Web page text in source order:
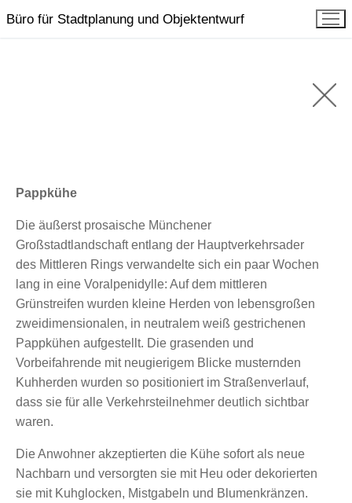
Büro für Stadtplanung und Objektentwurf
Pappkühe
Die äußerst prosaische Münchener
Großstadtlandschaft entlang der Hauptverkehrsader
des Mittleren Rings verwandelte sich ein paar Wochen
lang in eine Voralpenidylle: Auf dem mittleren
Grünstreifen wurden kleine Herden von lebensgroßen
zweidimensionalen, in neutralem weiß gestrichenen
Pappkühen aufgestellt. Die grasenden und
Vorbeifahrende mit neugierigem Blicke musternden
Kuhherden wurden so positioniert im Straßenverlauf,
dass sie für alle Verkehrsteilnehmer deutlich sichtbar
waren.
Die Anwohner akzeptierten die Kühe sofort als neue
Nachbarn und versorgten sie mit Heu oder dekorierten
sie mit Kuhglocken, Mistgabeln und Blumenkränzen.